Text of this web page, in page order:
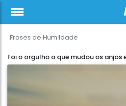
Frases de Humildade
Foi o orgulho o que mudou os anjos